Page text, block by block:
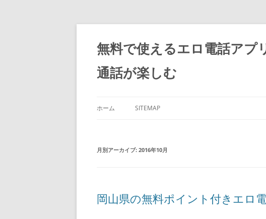
コ
テ
ン
ツ
ス
キ
無料で使えるエロ電話アプ
通話が楽しむ
ホーム SITEMAP
月別アーカイブ: 2016年10月
岡山県の無料ポイント付きエロ